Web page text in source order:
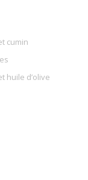
cumin
huile d’olive